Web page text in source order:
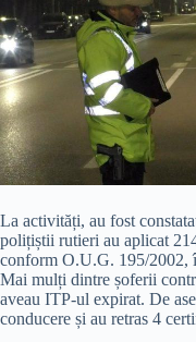
La activități, au fost
polițiștii rutieri au aplicat
conform O.U.G. 195/2002,
Mai mulți dintre șoferii
aveau ITP-ul expirat. De
conducere și au retras 4